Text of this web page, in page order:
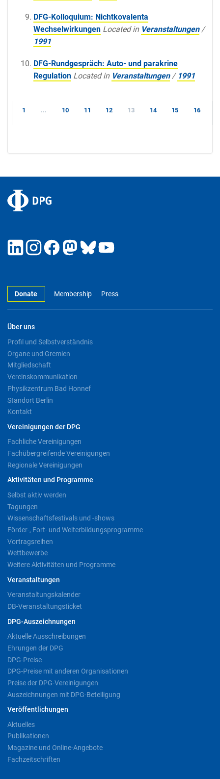
DFG-Kolloquium: Nichtkovalenta
Wechselwirkungen Located in Veranstaltungen /
1991
DFG-Rundgespräch: Auto- und parakrine
Regulation Located in Veranstaltungen / 1991
1 ... 10 11 12 13 14 15 16
Donate Membership Press
Über uns
Profil und Selbstverständnis
Organe und Gremien
Mitgliedschaft
Vereinskommunikation
Physikzentrum Bad Honnef
Standort Berlin
Kontakt
Vereinigungen der DPG
Fachliche Vereinigungen
Fachübergreifende Vereinigungen
Regionale Vereinigungen
Aktivitäten und Programme
Selbst aktiv werden
Tagungen
Wissenschaftsfestivals und -shows
Förder-, Fort- und Weiterbildungsprogramme
Vortragsreihen
Wettbewerbe
Weitere Aktivitäten und Programme
Veranstaltungen
Veranstaltungskalender
DB-Veranstaltungsticket
DPG-Auszeichnungen
Aktuelle Ausschreibungen
Ehrungen der DPG
DPG-Preise
DPG-Preise mit anderen Organisationen
Preise der DPG-Vereinigungen
Auszeichnungen mit DPG-Beteiligung
Veröffentlichungen
Aktuelles
Publikationen
Magazine und Online-Angebote
Fachzeitschriften